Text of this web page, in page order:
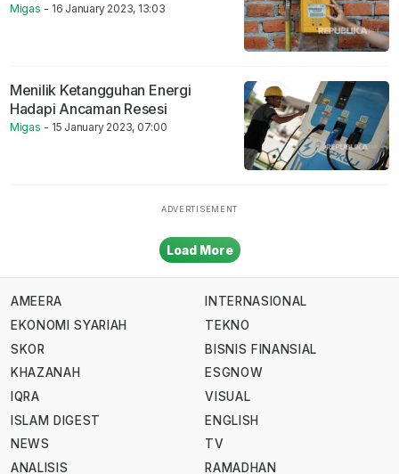
Migas - 16 January 2023, 13:03
Menilik Ketangguhan Energi
Hadapi Ancaman Resesi
Migas - 15 January 2023, 07:00
Load More
AMEERA
EKONOMI SYARIAH
SKOR
KHAZANAH
IQRA
ISLAM DIGEST
NEWS
ANALISIS
INTERNASIONAL
TEKNO
BISNIS FINANSIAL
ESGNOW
VISUAL
ENGLISH
TV
RAMADHAN